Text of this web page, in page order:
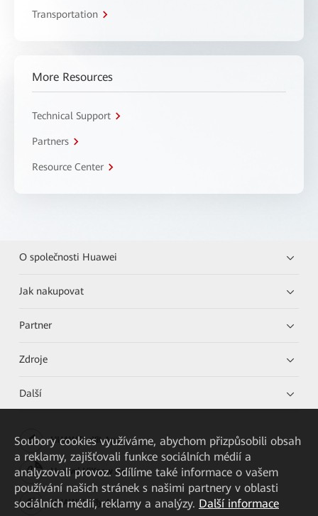
Transportation
More Resources
Technical Support
Partners
Resource Center
O společnosti Huawei
Jak nakupovat
Partner
Zdroje
Další
HUAWEI eKit App
Huawei HiKnow App
HUAWEI eFly App
Soubory cookies využíváme, abychom přizpůsobili obsah
a reklamy, zajišťovali funkce sociálních médií a
analyzovali provoz. Sdílíme také informace o vašem
používání našich stránek s našimi partnery v oblasti
sociálních médií, reklamy a analýzy. Další informace